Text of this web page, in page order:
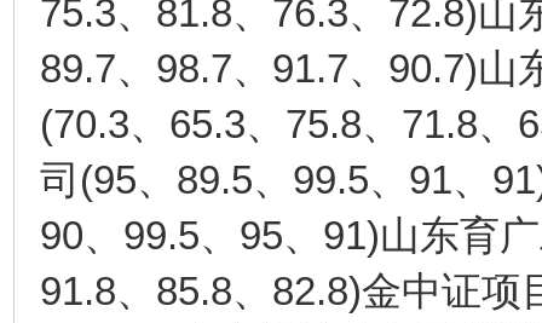
75.3、 81.8、 76.3、 72.8)山
89.7、 98.7、 91.7、 90.7)山
(70.3、 65.3、 75.8、 71.8、
司 (95、 89.5、 99.5、 91、
90、 99.5、 95、 91)山东育
91.8、 85.8、 82.8)金中证项